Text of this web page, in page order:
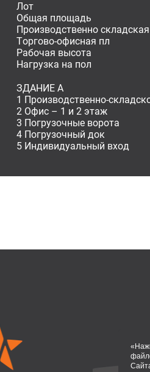
Лот
Общая площадь
Производственно
Торгово-офисная пл
Рабочая высота
Нагрузка на пол
ЗДАНИЕ A
1 Производственно-
2 Офис – 1 и 2 этаж
3 Погрузочные ворота
4 Погрузочный док
5 Индивидуальный вход